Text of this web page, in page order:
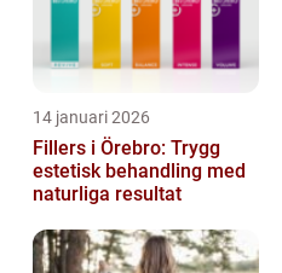
14 januari 2026
Fillers i Örebro: Trygg
estetisk behandling med
naturliga resultat